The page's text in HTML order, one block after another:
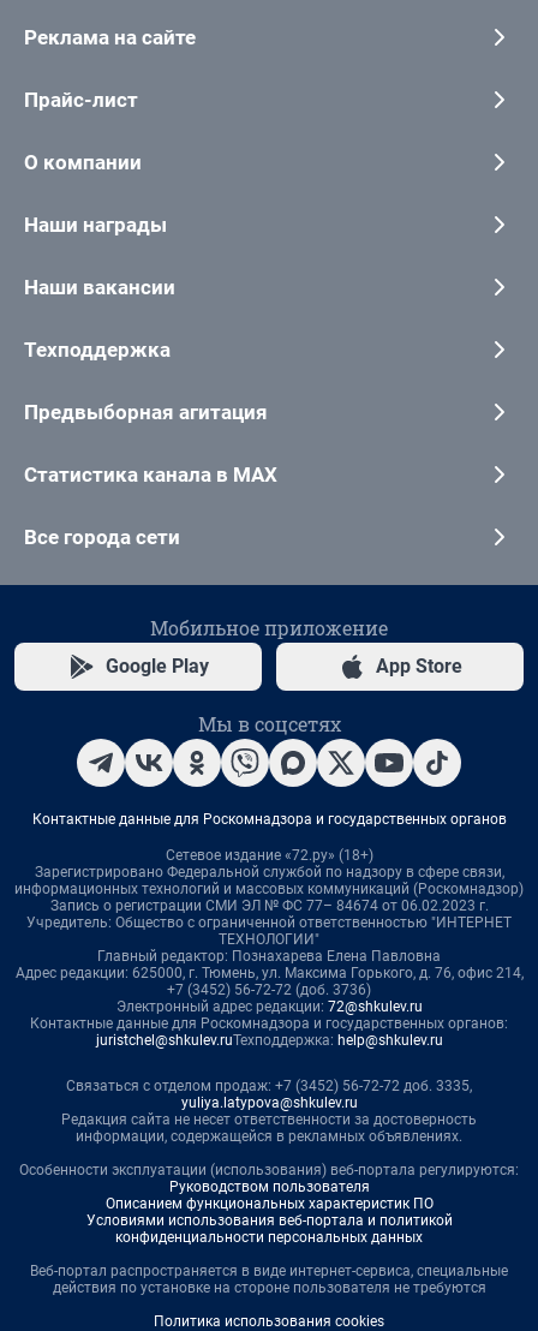
Реклама на сайте
Прайс-лист
О компании
Наши награды
Наши вакансии
Техподдержка
Предвыборная агитация
Статистика канала в MAX
Все города сети
Мобильное приложение
Google Play App Store
Мы в соцсетях
Контактные данные для Роскомнадзора и государственных органов
Сетевое издание «72.ру» (18+)
Зарегистрировано Федеральной службой по надзору в сфере связи,
информационных технологий и массовых коммуникаций (Роскомнадзор)
Запись о регистрации СМИ ЭЛ № ФС 77– 84674 от 06.02.2023 г.
Учредитель: Общество с ограниченной ответственностью "ИНТЕРНЕТ
ТЕХНОЛОГИИ"
Главный редактор: Познахарева Елена Павловна
Адрес редакции: 625000, г. Тюмень, ул. Максима Горького, д. 76, офис 214,
+7 (3452) 56-72-72 (доб. 3736)
Электронный адрес редакции: 72@shkulev.ru
Контактные данные для Роскомнадзора и государственных органов:
juristchel@shkulev.ruТехподдержка: help@shkulev.ru
Связаться с отделом продаж: +7 (3452) 56-72-72 доб. 3335,
yuliya.latypova@shkulev.ru
Редакция сайта не несет ответственности за достоверность
информации, содержащейся в рекламных объявлениях.
Особенности эксплуатации (использования) веб-портала регулируются:
Руководством пользователя
Описанием функциональных характеристик ПО
Условиями использования веб-портала и политикой
конфиденциальности персональных данных
Веб-портал распространяется в виде интернет-сервиса, специальные
действия по установке на стороне пользователя не требуются
Политика использования cookies